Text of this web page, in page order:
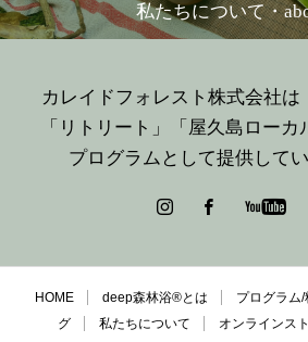
私たちについて・
カレイドフォレスト株式会社は
「リトリート」「屋久島ロー
プログラムとして提供してい
HOME deep森林浴®とは プログラム/
グ
私たちについて オンラインス